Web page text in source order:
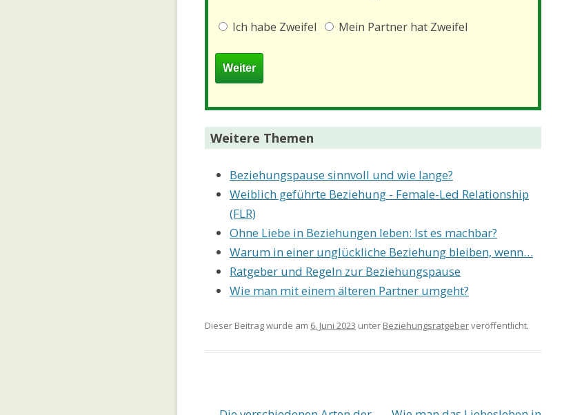
Ich habe Zweifel Mein Partner hat Zweifel
Weitere Themen
Beziehungspause sinnvoll und wie lange?
Weiblich geführte Beziehung - Female-Led Relationship
(FLR)
Ohne Liebe in Beziehungen leben: Ist es machbar?
Warum in einer unglückliche Beziehung bleiben, wenn…
Ratgeber und Regeln zur Beziehungspause
Wie man mit einem älteren Partner umgeht?
Dieser Beitrag wurde am 6. Juni 2023 unter Beziehungsratgeberveröffentlicht.